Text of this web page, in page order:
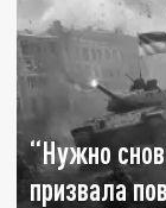
“Нужно
призвала